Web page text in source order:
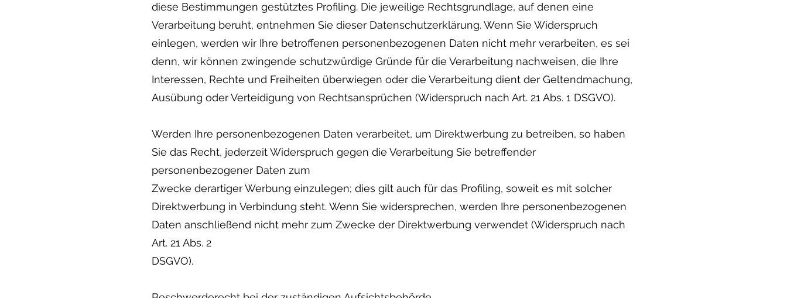
diese Bestimmungen gestütztes Profiling. Die jeweilige Rechtsgrundlage, auf denen eine
Verarbeitung beruht, entnehmen Sie dieser Datenschutzerklärung. Wenn Sie Widerspruch
einlegen, werden wir Ihre betroffenen personenbezogenen Daten nicht mehr verarbeiten, es sei
denn, wir können zwingende schutzwürdige Gründe für die Verarbeitung nachweisen, die Ihre
Interessen, Rechte und Freiheiten überwiegen oder die Verarbeitung dient der Geltendmachung,
Ausübung oder Verteidigung von Rechtsansprüchen (Widerspruch nach Art. 21 Abs. 1 DSGVO).
Werden Ihre personenbezogenen Daten verarbeitet, um Direktwerbung zu betreiben, so haben
Sie das Recht, jederzeit Widerspruch gegen die Verarbeitung Sie betreffender
personenbezogener Daten zum
Zwecke derartiger Werbung einzulegen; dies gilt auch für das Profiling, soweit es mit solcher
Direktwerbung in Verbindung steht. Wenn Sie widersprechen, werden Ihre personenbezogenen
Daten anschließend nicht mehr zum Zwecke der Direktwerbung verwendet (Widerspruch nach
Art. 21 Abs. 2
DSGVO).